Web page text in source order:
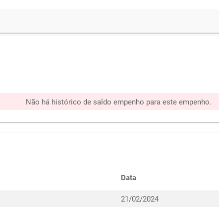
Não há histórico de saldo empenho para este empenho.
Data
21/02/2024